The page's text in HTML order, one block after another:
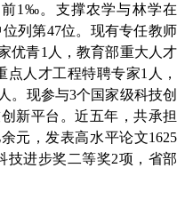
前1‰。支撑农学与林学在
列第47位。现有专任教师
优青1 人，教育部重大人才
点人才工程特聘专家1 人，
人。 现参与3个国家级科技创
新平台。近五年 ，共承担
元，发表高水平论文1625
技进步奖二等奖2项，省部